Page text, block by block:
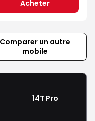
Acheter
Comparer un autre
mobile
14T Pro